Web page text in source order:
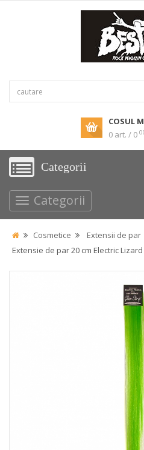
COSUL
0 art. / 0
Categorii
Categorii
Cosmetice
Extensii de par
Extensie de par 20 cm Electric Lizard